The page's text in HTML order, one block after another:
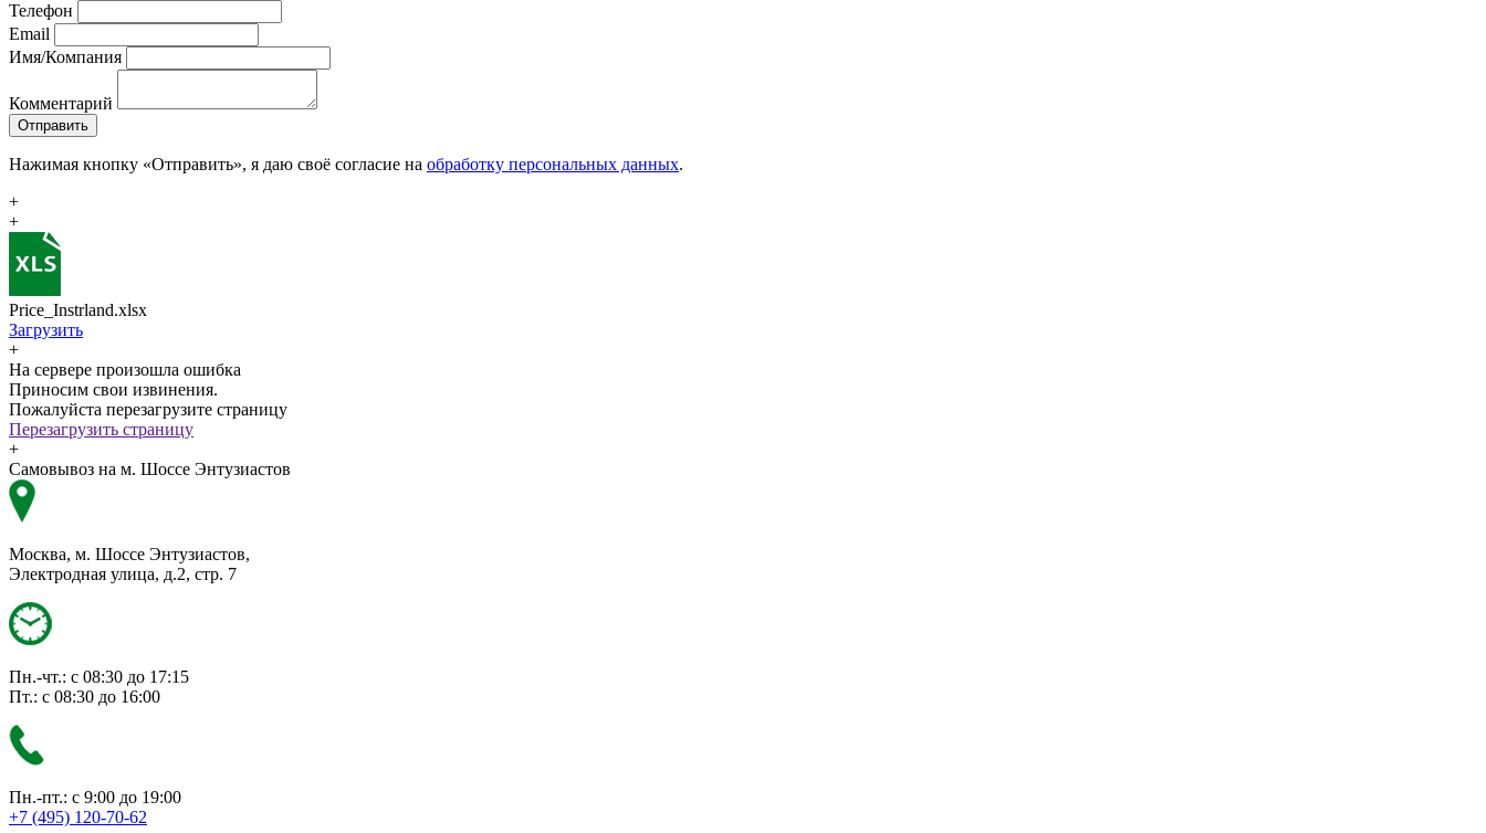
Телефон
Email
Имя/Компания
Комментарий
Отправить
Нажимая кнопку «Отправить», я даю своё согласие на обработку персональных данных.
+
+
Price_Instrland.xlsx
Загрузить
+
На сервере произошла ошибка
Приносим свои извинения.
Пожалуйста перезагрузите страницу
Перезагрузить страницу
+
Самовывоз на м. Шоссе Энтузиастов
Москва, м. Шоссе Энтузиастов,
Электродная улица, д.2, стр. 7
Пн.-чт.: с 08:30 до 17:15
Пт.: с 08:30 до 16:00
Пн.-пт.: с 9:00 до 19:00
+7 (495) 120-70-62